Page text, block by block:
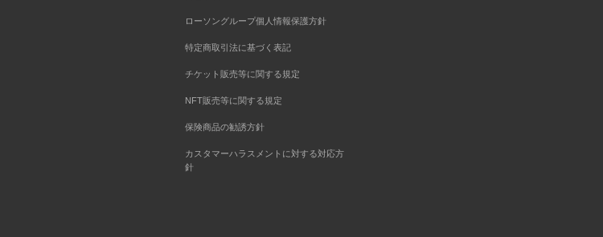
ローソングループ個人情報保護方針
特定商取引法に基づく表記
チケット販売等に関する規定
NFT販売等に関する規定
保険商品の勧誘方針
カスタマーハラスメントに対する対応方
針